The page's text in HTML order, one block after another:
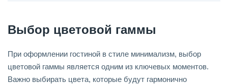
Выбор цветовой гаммы
При оформлении гостиной в стиле минимализм, выбор
цветовой гаммы является одним из ключевых моментов.
Важно выбирать цвета, которые будут гармонично